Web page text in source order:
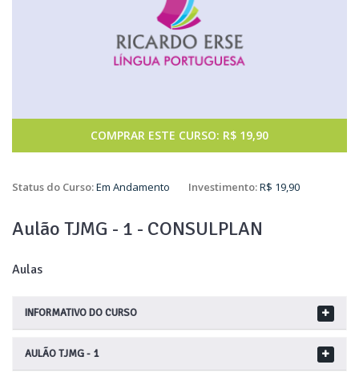
COMPRAR ESTE CURSO: R$ 19,90
Status do Curso:Em Andamento Investimento:R$ 19,90
Aulão TJMG - 1 - CONSULPLAN
Aulas
INFORMATIVO DO CURSO
AULÃO TJMG - 1